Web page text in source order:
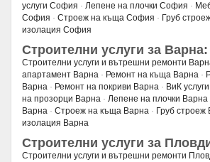
услуги София · Лепене на плочки София ·
София · Строеж на къща София · Груб
изолация София
Строителни услуги за Варна:
Строителни услуги и вътрешни ремонти
апартамент Варна · Ремонт на къща Варна ·
Варна · Ремонт на покриви Варна · ВиК
на прозорци Варна · Лепене на плочки Варна
Варна · Строеж на къща Варна · Груб строеж
изолация Варна
Строителни услуги за
Строителни услуги и вътрешни ремонти